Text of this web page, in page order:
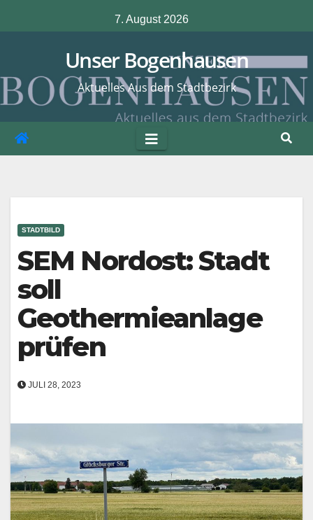
Inhalt
7. August 2026
Unser Bogenhausen
Aktuelles Aus dem Stadtbezirk
STADTBILD
SEM Nordost: Stadt
soll
Geothermieanlage
prüfen
JULI 28, 2023